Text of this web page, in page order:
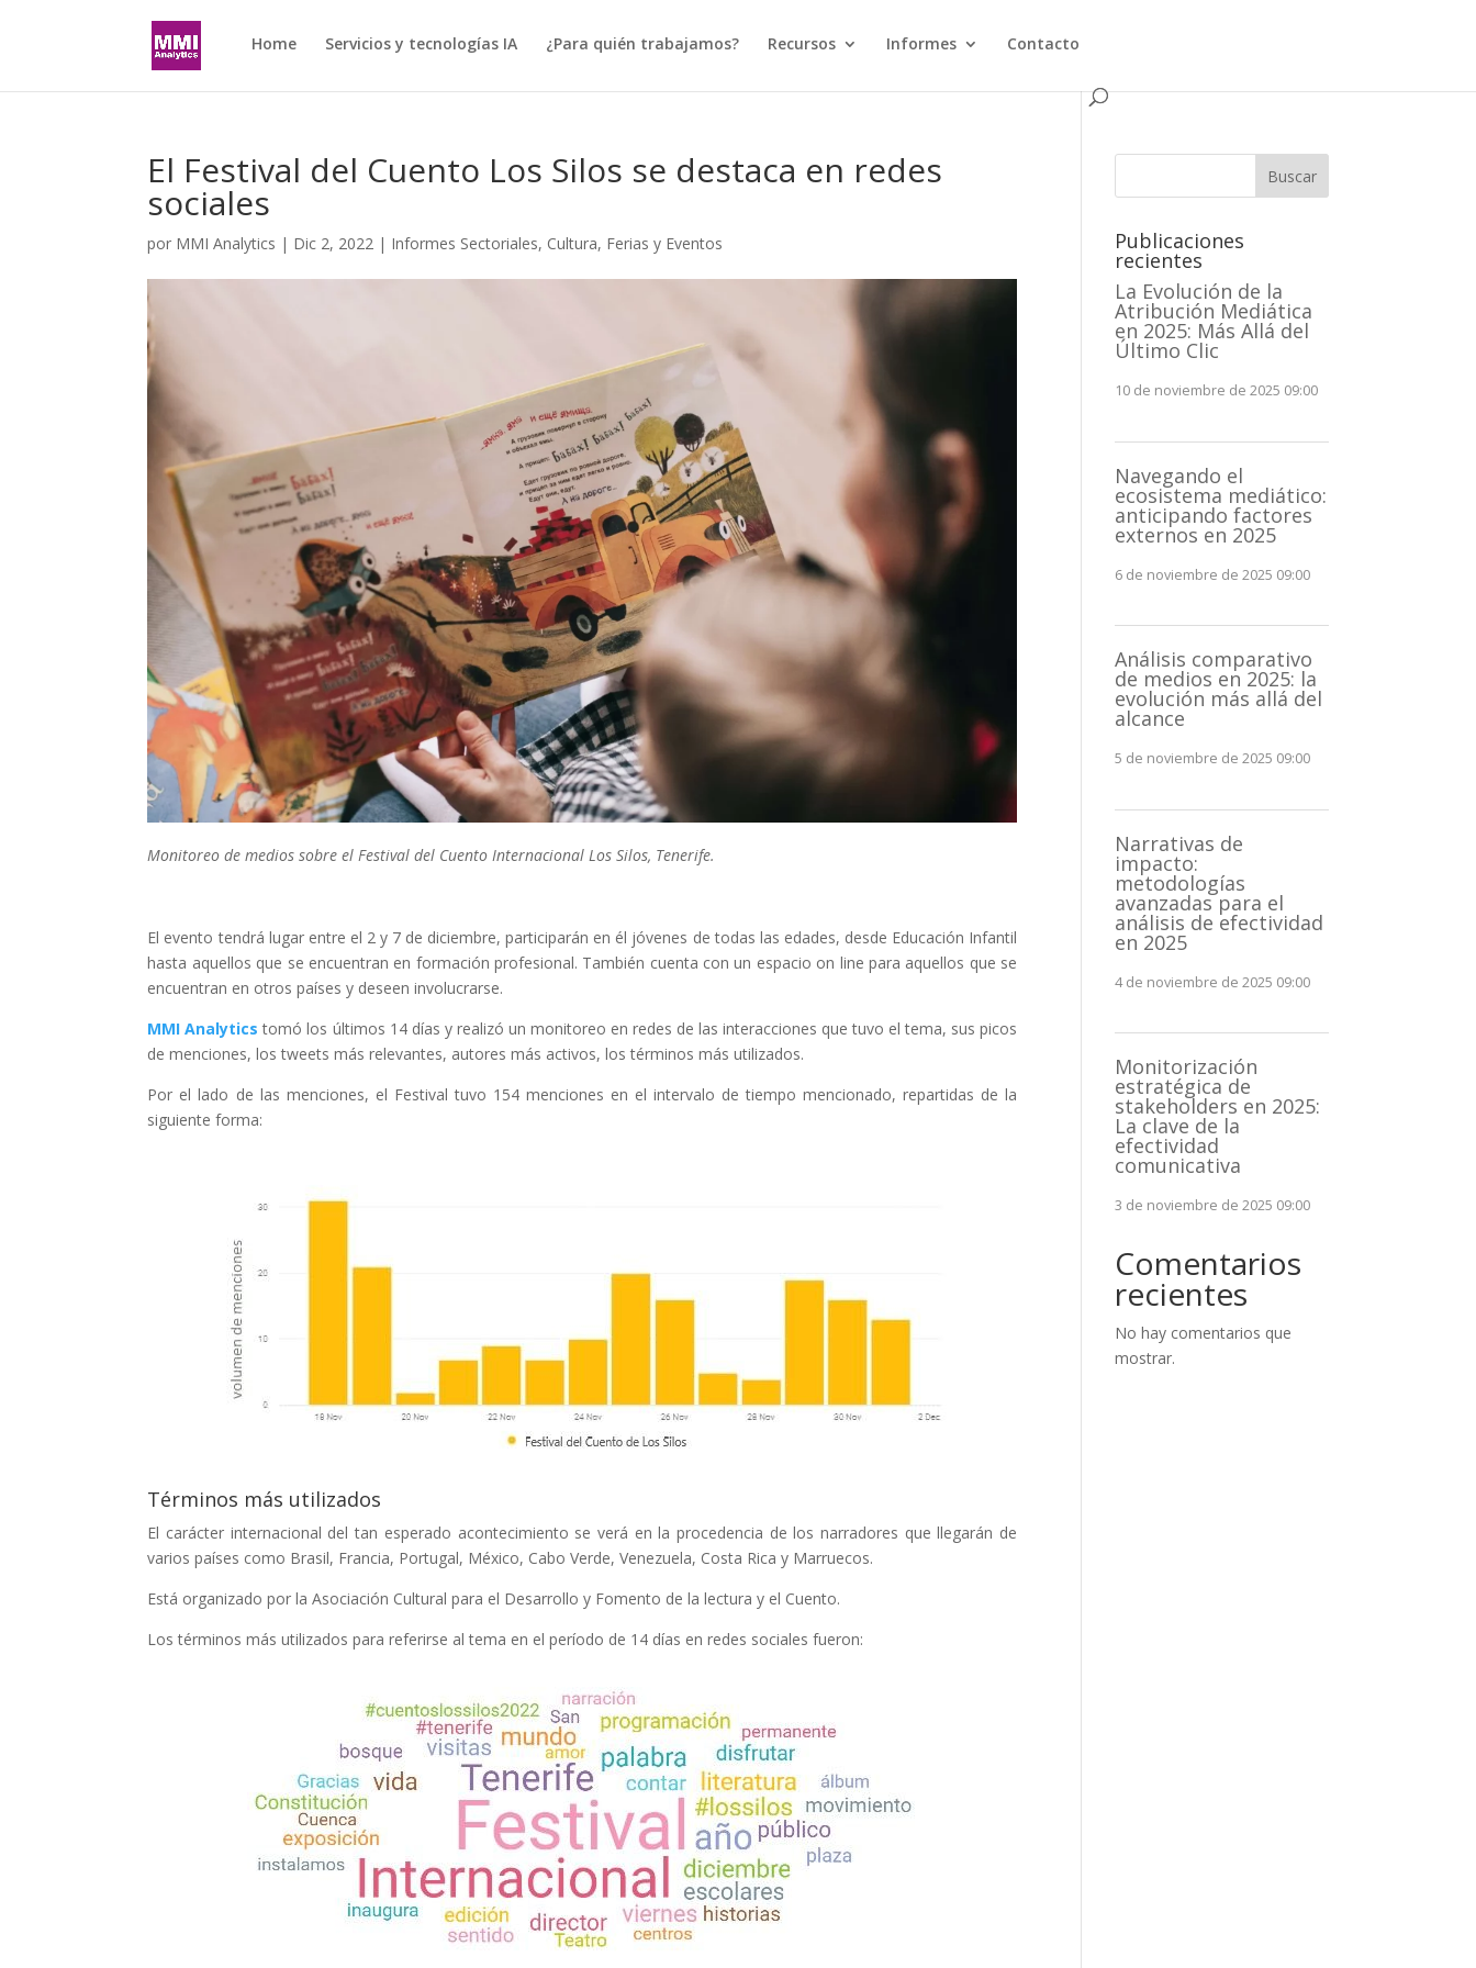
Home Servicios y tecnologías IA ¿Para quién trabajamos? Recursos Informes Contacto
El Festival del Cuento Los Silos se destaca en redes
sociales
por MMI Analytics | Dic 2, 2022 | Informes Sectoriales, Cultura, Ferias y Eventos
Monitoreo de medios sobre el Festival del Cuento Internacional Los Silos, Tenerife.
El evento tendrá lugar entre el 2 y 7 de diciembre, participarán en él jóvenes de todas las edades, desde Educación Infantil
hasta aquellos que se encuentran en formación profesional. También cuenta con un espacio on line para aquellos que se
encuentran en otros países y deseen involucrarse.
MMI Analytics tomó los últimos 14 días y realizó un monitoreo en redes de las interacciones que tuvo el tema, sus picos
de menciones, los tweets más relevantes, autores más activos, los términos más utilizados.
Por el lado de las menciones, el Festival tuvo 154 menciones en el intervalo de tiempo mencionado, repartidas de la
siguiente forma:
Términos más utilizados
El carácter internacional del tan esperado acontecimiento se verá en la procedencia de los narradores que llegarán de
varios países como Brasil, Francia, Portugal, México, Cabo Verde, Venezuela, Costa Rica y Marruecos.
Está organizado por la Asociación Cultural para el Desarrollo y Fomento de la lectura y el Cuento.
Los términos más utilizados para referirse al tema en el período de 14 días en redes sociales fueron:
Buscar
Publicaciones
recientes
La Evolución de la
Atribución Mediática
en 2025: Más Allá del
Último Clic
10 de noviembre de 2025 09:00
Navegando el
ecosistema mediático:
anticipando factores
externos en 2025
6 de noviembre de 2025 09:00
Análisis comparativo
de medios en 2025: la
evolución más allá del
alcance
5 de noviembre de 2025 09:00
Narrativas de
impacto:
metodologías
avanzadas para el
análisis de efectividad
en 2025
4 de noviembre de 2025 09:00
Monitorización
estratégica de
stakeholders en 2025:
La clave de la
efectividad
comunicativa
3 de noviembre de 2025 09:00
Comentarios
recientes
No hay comentarios que
mostrar.